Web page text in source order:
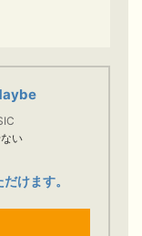
い
けます。